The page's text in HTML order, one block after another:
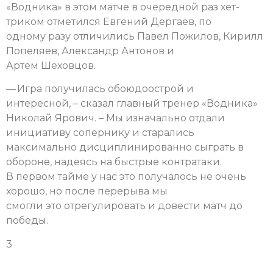
«Водника» в этом матче в очередной раз хет-
триком отметился Евгений Дергаев, по
одному разу отличились Павел Пожилов, Кирилл
Попеляев, Александр Антонов и
Артем Шеховцов.
— Игра получилась обоюдоострой и
интересной, – сказал главный тренер «Водника»
Николай Ярович. – Мы изначально отдали
инициативу сопернику и старались
максимально дисциплинированно сыграть в
обороне, надеясь на быстрые контратаки.
В первом тайме у нас это получалось не очень
хорошо, но после перерыва мы
смогли это отрегулировать и довести матч до
победы.
3